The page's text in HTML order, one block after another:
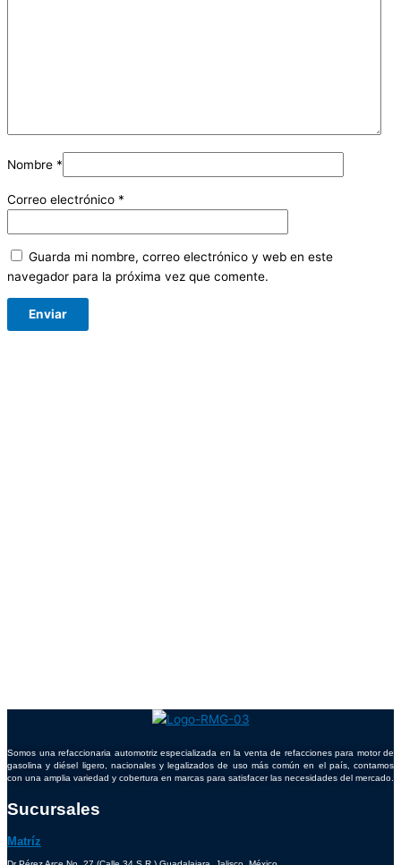
Nombre *
Correo electrónico *
Guarda mi nombre, correo electrónico y web en este
navegador para la próxima vez que comente.
Somos una refaccionaria automotriz especializada en la venta de refacciones para motor de
gasolina y diésel ligero, nacionales y legalizados de uso más común en el país, contamos
con una amplia variedad y cobertura en marcas para satisfacer las necesidades del mercado.
Sucursales
Matríz